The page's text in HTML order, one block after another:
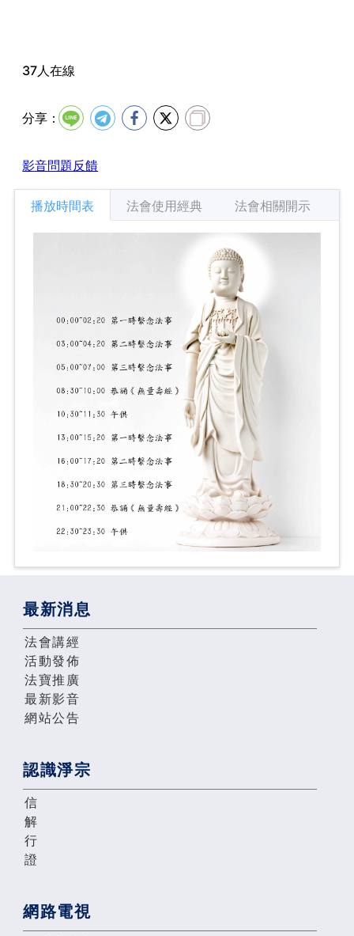
37人在線
分享：
影音問題反饋
播放時間表 法會使用經典 法會相關開示
最新消息
法會講經
活動發佈
法寶推廣
最新影音
網站公告
認識淨宗
信
解
行
證
網路電視